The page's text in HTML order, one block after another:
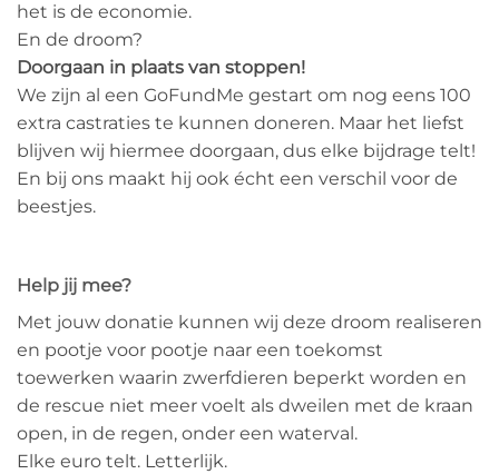
het is de economie.
En de droom?
Doorgaan in plaats van stoppen!
We zijn al een GoFundMe gestart om nog eens 100
extra castraties te kunnen doneren. Maar het liefst
blijven wij hiermee doorgaan, dus elke bijdrage telt!
En bij ons maakt hij ook écht een verschil voor de
beestjes.
Help jij mee?
Met jouw donatie kunnen wij deze droom realiseren
en pootje voor pootje naar een toekomst
toewerken waarin zwerfdieren beperkt worden en
de rescue niet meer voelt als dweilen met de kraan
open, in de regen, onder een waterval.
Elke euro telt. Letterlijk.